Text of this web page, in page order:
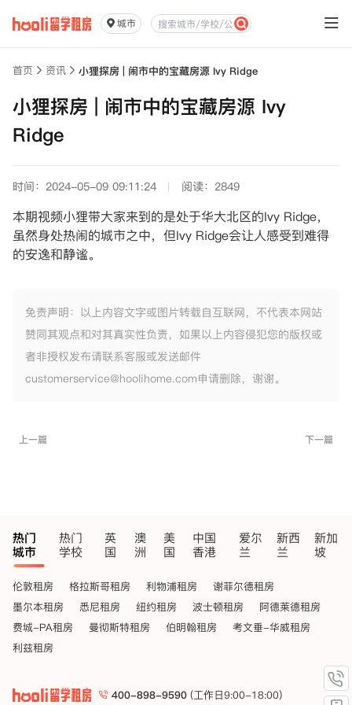
城市
首页 资讯 小狸探房 | 闹市中的宝藏房源 Ivy Ridge
小狸探房 | 闹市中的宝藏房源 Ivy
Ridge
时间：2024-05-09 09:11:24 阅读：2849
本期视频小狸带大家来到的是处于华大北区的Ivy Ridge，
虽然身处热闹的城市之中，但Ivy Ridge会让人感受到难得
的安逸和静谧。
免责声明：以上内容文字或图片转载自互联网，不代表本网站
赞同其观点和对其真实性负责，如果以上内容侵犯您的版权或
者非授权发布请联系客服或发送邮件
customerservice@hoolihome.com申请删除，谢谢。
上一篇 下一篇
热门
城市
热门
学校
英
国
澳
洲
美
国
中国
香港
爱尔
兰
新西
兰
新加
坡
伦敦租房 格拉斯哥租房 利物浦租房
谢菲尔德租房
墨尔本租房
悉尼租房 纽约租房 波士顿租房
阿德莱德租房
费城-PA租房
曼彻斯特租房 伯明翰租房
考文垂-华威租房
利兹租房
400-898-9590 (工作日9:00-18:00)